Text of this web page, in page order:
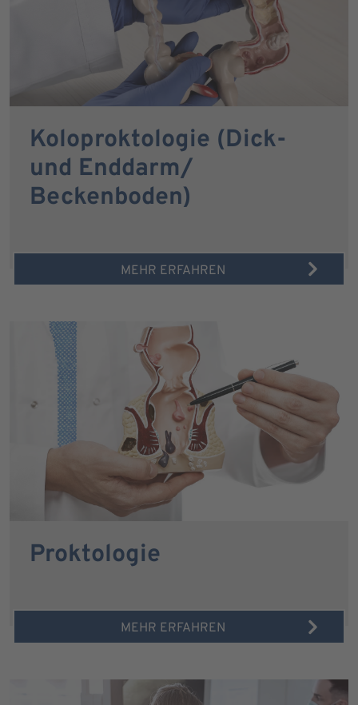
Koloproktologie (Dick-
und Enddarm/
Beckenboden)
MEHR ERFAHREN
Proktologie
MEHR ERFAHREN